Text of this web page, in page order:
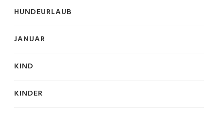
HUNDEURLAUB
JANUAR
KIND
KINDER